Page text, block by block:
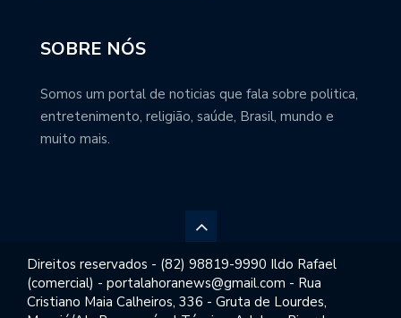
SOBRE NÓS
Somos um portal de noticias que fala sobre politica,
entretenimento, religião, saúde, Brasil, mundo e
muito mais.
Direitos reservados - (82) 98819-9990 Ildo Rafael
(comercial) - portalahoranews@gmail.com - Rua
Cristiano Maia Calheiros, 336 - Gruta de Lourdes,